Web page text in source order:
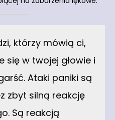
którzy mówią ci,
się w twojej głowie i
Ataki paniki są
zbyt silną reakcję
Są reakcją